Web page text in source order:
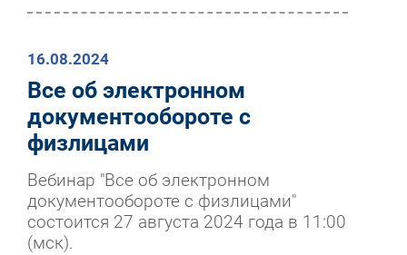
16.08.2024
Все об электронном
документообороте с
физлицами
Вебинар "Все об электронном
документообороте с физлицами"
состоится 27 августа 2024 года в 11:00
(мск).